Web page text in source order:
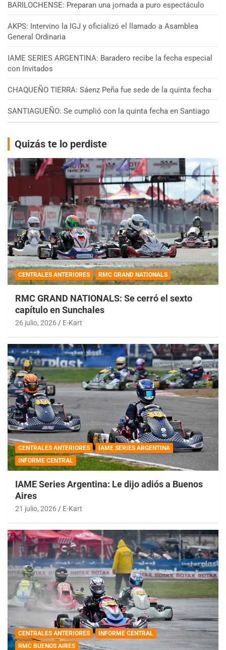
BARILOCHENSE: Preparan una jornada a puro espectáculo
AKPS: Intervino la IGJ y oficializó el llamado a Asamblea
General Ordinaria
IAME SERIES ARGENTINA: Baradero recibe la fecha especial
con Invitados
CHAQUEÑO TIERRA: Sáenz Peña fue sede de la quinta fecha
SANTIAGUEÑO: Se cumplió con la quinta fecha en Santiago
Quizás te lo perdiste
CENTRALES ANTERIORES RMC GRAND NATIONALS
RMC GRAND NATIONALS: Se cerró el sexto
capítulo en Sunchales
26 julio, 2026 E-Kart
CENTRALES ANTERIORES
IAME SERIES ARGENTINA
INFORME CENTRAL
IAME Series Argentina: Le dijo adiós a Buenos
Aires
21 julio, 2026 E-Kart
CENTRALES ANTERIORES
INFORME CENTRAL
RMC BUENOS AIRES